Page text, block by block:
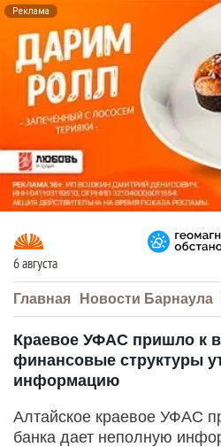
Реклама
6 августа
Главная Новости Барнаула
Краевое УФАС пришло к
финансовые структуры
информацию
Алтайское краевое УФАС
банка дает неполную